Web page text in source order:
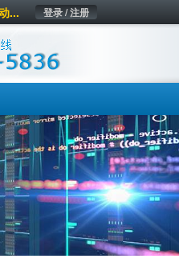
登录 / 注册
...